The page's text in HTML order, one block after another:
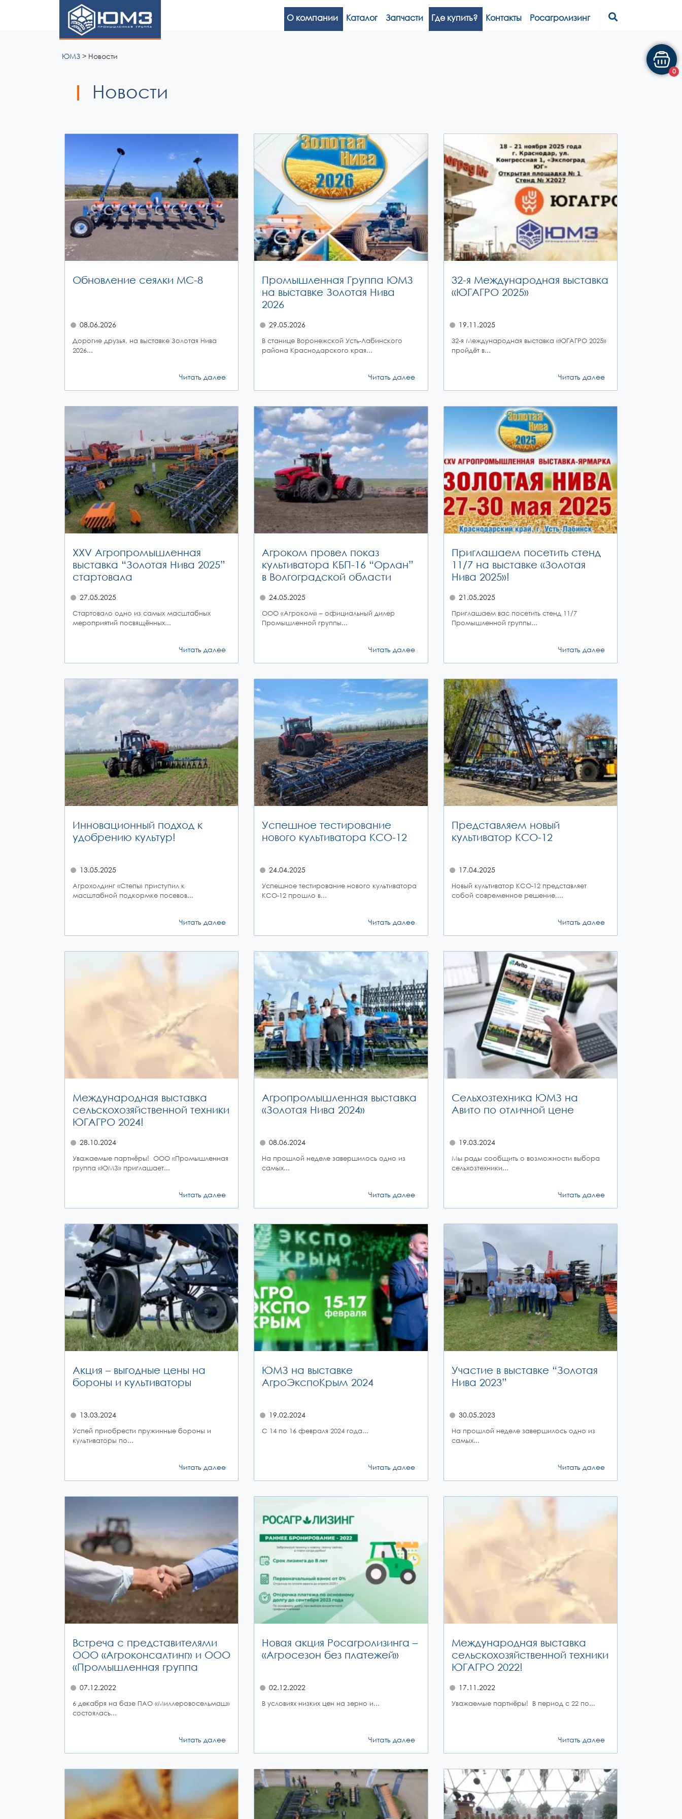
О компании Каталог Запчасти Где купить? Контакты Росагролизинг
ЮМЗ > Новости
Новости
Обновление сеялки МС-8
08.06.2026
Дорогие друзья, на выставке Золотая Нива
2026...
Читать далее
Промышленная Группа ЮМЗ
на выставке Золотая Нива
2026
29.05.2026
В станице Воронежской Усть-Лабинского
района Краснодарского края...
Читать далее
32-я Международная выставка
«ЮГАГРО 2025»
19.11.2025
32-я Международная выставка «ЮГАГРО 2025»
пройдёт в...
Читать далее
XXV Агропромышленная
выставка “Золотая Нива 2025”
стартовала
27.05.2025
Стартовало одно из самых масштабных
мероприятий посвящённых...
Читать далее
Агроком провел показ
культиватора КБП-16 “Орлан”
в Волгоградской области
24.05.2025
ООО «Агроком» – официальный дилер
Промышленной группы...
Читать далее
Приглашаем посетить стенд
11/7 на выставке «Золотая
Нива 2025»!
21.05.2025
Приглашаем вас посетить стенд 11/7
Промышленной группы...
Читать далее
Инновационный подход к
удобрению культур!
13.05.2025
Агрохолдинг «Степь» приступил к
масштабной подкормке посевов...
Читать далее
Успешное тестирование
нового культиватора КСО-12
24.04.2025
Успешное тестирование нового культиватора
КСО-12 прошло в...
Читать далее
Представляем новый
культиватор КСО-12
17.04.2025
Новый культиватор КСО-12 представляет
собой современное решение,...
Читать далее
Международная выставка
сельскохозяйственной техники
ЮГАГРО 2024!
28.10.2024
Уважаемые партнёры! ООО «Промышленная
группа «ЮМЗ» приглашает...
Читать далее
Агропромышленная выставка
«Золотая Нива 2024»
08.06.2024
На прошлой неделе завершилось одно из
самых...
Читать далее
Сельхозтехника ЮМЗ на
Авито по отличной цене
19.03.2024
Мы рады сообщить о возможности выбора
сельхозтехники...
Читать далее
Акция – выгодные цены на
бороны и культиваторы
13.03.2024
Успей приобрести пружинные бороны и
культиваторы по...
Читать далее
ЮМЗ на выставке
АгроЭкспоКрым 2024
19.02.2024
С 14 по 16 февраля 2024 года...
Читать далее
Участие в выставке “Золотая
Нива 2023”
30.05.2023
На прошлой неделе завершилось одно из
самых...
Читать далее
Встреча с представителями
ООО «Агроконсалтинг» и ООО
«Промышленная группа
07.12.2022
6 декабря на базе ПАО «Миллеровосельмаш»
состоялась...
Читать далее
Новая акция Росагролизинга –
«Агросезон без платежей»
02.12.2022
В условиях низких цен на зерно и...
Читать далее
Международная выставка
сельскохозяйственной техники
ЮГАГРО 2022!
17.11.2022
Уважаемые партнёры! В период с 22 по...
Читать далее
0